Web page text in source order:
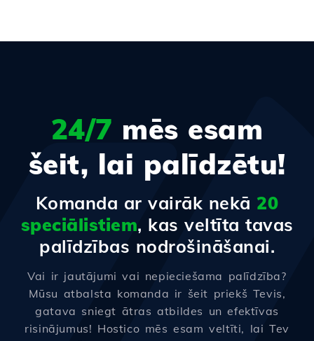
24/7 mēs esam
šeit, lai palīdzētu!
Komanda ar vairāk nekā 20
speciālistiem, kas veltīta tavas
palīdzības nodrošināšanai.
Vai ir jautājumi vai nepieciešama palīdzība?
Mūsu atbalsta komanda ir šeit priekš Tevis,
gatava sniegt ātras atbildes un efektīvas
risinājumus! Hostico mēs esam veltīti, lai Tev